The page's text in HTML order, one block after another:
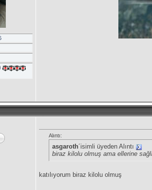
Alıntı:
asgaroth´isimli üyeden Alıntı
biraz kilolu olmuş ama ellerine
katılıyorum biraz kilolu olmuş